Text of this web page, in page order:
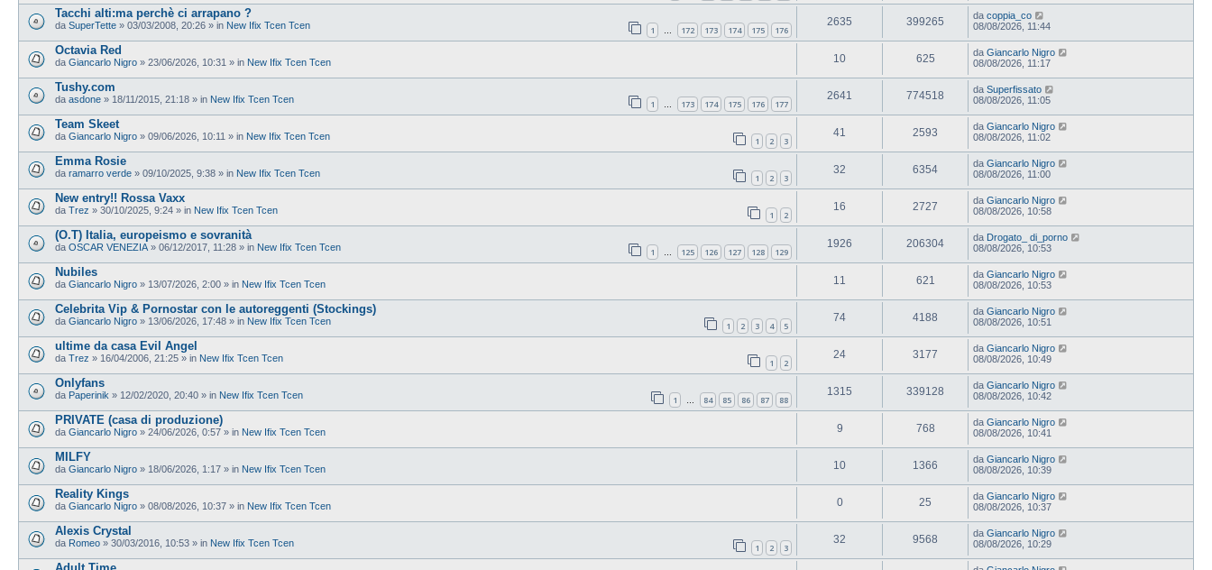
Tacchi alti:ma perchè ci arrapano ?
da SuperTette » 03/03/2008, 20:26 » in New Ifix Tcen Tcen 1 … 172 173 174 175 176
2635 399265 da coppia_co
08/08/2026, 11:44
Octavia Red
da Giancarlo Nigro » 23/06/2026, 10:31 » in New Ifix Tcen Tcen 10 625 da Giancarlo Nigro
08/08/2026, 11:17
Tushy.com
da asdone » 18/11/2015, 21:18 » in New Ifix Tcen Tcen 1 … 173 174 175 176 177
2641 774518 da Superfissato
08/08/2026, 11:05
Team Skeet
da Giancarlo Nigro » 09/06/2026, 10:11 » in New Ifix Tcen Tcen 1 2 3
41 2593 da Giancarlo Nigro
08/08/2026, 11:02
Emma Rosie
da ramarro verde » 09/10/2025, 9:38 » in New Ifix Tcen Tcen 1 2 3
32 6354 da Giancarlo Nigro
08/08/2026, 11:00
New entry!! Rossa Vaxx
da Trez » 30/10/2025, 9:24 » in New Ifix Tcen Tcen 1 2
16 2727 da Giancarlo Nigro
08/08/2026, 10:58
(O.T) Italia, europeismo e sovranità
da OSCAR VENEZIA » 06/12/2017, 11:28 » in New Ifix Tcen Tcen 1 … 125 126 127 128 129
1926 206304 da Drogato_ di_porno
08/08/2026, 10:53
Nubiles
da Giancarlo Nigro » 13/07/2026, 2:00 » in New Ifix Tcen Tcen 11 621 da Giancarlo Nigro
08/08/2026, 10:53
Celebrita Vip & Pornostar con le autoreggenti (Stockings)
da Giancarlo Nigro » 13/06/2026, 17:48 » in New Ifix Tcen Tcen 1 2 3 4 5
74 4188 da Giancarlo Nigro
08/08/2026, 10:51
ultime da casa Evil Angel
da Trez » 16/04/2006, 21:25 » in New Ifix Tcen Tcen 1 2
24 3177 da Giancarlo Nigro
08/08/2026, 10:49
Onlyfans
da Paperinik » 12/02/2020, 20:40 » in New Ifix Tcen Tcen 1 … 84 85 86 87 88
1315 339128 da Giancarlo Nigro
08/08/2026, 10:42
PRIVATE (casa di produzione)
da Giancarlo Nigro » 24/06/2026, 0:57 » in New Ifix Tcen Tcen 9 768 da Giancarlo Nigro
08/08/2026, 10:41
MILFY
da Giancarlo Nigro » 18/06/2026, 1:17 » in New Ifix Tcen Tcen 10 1366 da Giancarlo Nigro
08/08/2026, 10:39
Reality Kings
da Giancarlo Nigro » 08/08/2026, 10:37 » in New Ifix Tcen Tcen 0 25 da Giancarlo Nigro
08/08/2026, 10:37
Alexis Crystal
da Romeo » 30/03/2016, 10:53 » in New Ifix Tcen Tcen 1 2 3
32 9568 da Giancarlo Nigro
08/08/2026, 10:29